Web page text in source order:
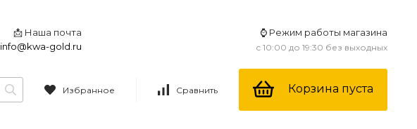
📩 Наша почта
info@kwa-gold.ru
⌚ Режим работы магазина
с 10:00 до 19:30 без выходных
Избранное Сравнить Корзина пуста